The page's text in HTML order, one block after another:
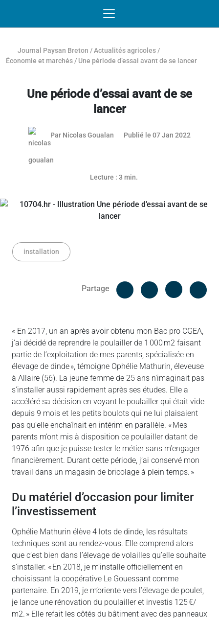
Journal Paysan Breton /Actualités agricoles /
Économie et marchés / Une période d’essai avant de se lancer
Une période d’essai avant de se
lancer
Par Nicolas Goualan Publié le 07 Jan 2022
Lecture : 3 min.
installation
Partage
Facebook
« En 2017, un an après avoir obtenu mon Bac pro CGEA,
j’ai décidé de reprendre le poulailler de 1 000 m2 faisant
partie de l’exploitation de mes parents, spécialisée en
élevage de dinde », témoigne Ophélie Mathurin, éleveuse
à Allaire (56). La jeune femme de 25 ans n’imaginait pas
s’installer aussi rapidement après ses études. Elle a
accéléré sa décision en voyant le poulailler qui était vide
depuis 9 mois et les petits boulots qui ne lui plaisaient
pas qu’elle enchaînait en intérim en parallèle. « Mes
parents m’ont mis à disposition ce poulailler datant de
1976 afin que je puisse tester le métier sans m’engager
financièrement. Durant cette période, j’ai conservé mon
travail dans un magasin de bricolage à plein temps. »
Du matériel d’occasion pour limiter
l’investissement
Ophélie Mathurin élève 4 lots de dinde, les résultats
techniques sont au rendez-vous. Elle comprend alors
que c’est bien dans l’élevage de volailles qu’elle souhaite
s’installer. « En 2018, je m’installe officiellement en
choisissant la coopérative Le Gouessant comme
partenaire. En 2019, je m’oriente vers l’élevage de poulet,
je lance une rénovation du poulailler et investis 125 €/
m2. » Elle refait les côtés du bâtiment avec des panneaux